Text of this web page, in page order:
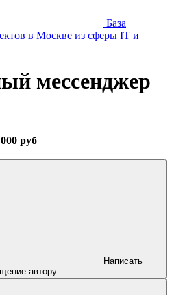
База
в Москве из сферы IT и
мессенджер
руб
автору